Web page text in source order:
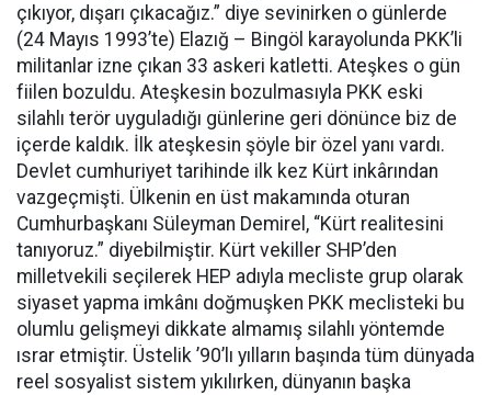
çıkıyor, dışarı çıkacağız.” diye sevinirken o günlerde
(24 Mayıs 1993’te) Elazığ – Bingöl karayolunda PKK’li
militanlar izne çıkan 33 askeri katletti. Ateşkes o gün
fiilen bozuldu. Ateşkesin bozulmasıyla PKK eski
silahlı terör uyguladığı günlerine geri dönünce biz de
içerde kaldık. İlk ateşkesin şöyle bir özel yanı vardı.
Devlet cumhuriyet tarihinde ilk kez Kürt inkârından
vazgeçmişti. Ülkenin en üst makamında oturan
Cumhurbaşkanı Süleyman Demirel, “Kürt realitesini
tanıyoruz.” diyebilmiştir. Kürt vekiller SHP’den
milletvekili seçilerek HEP adıyla mecliste grup olarak
siyaset yapma imkânı doğmuşken PKK meclisteki bu
olumlu gelişmeyi dikkate almamış silahlı yöntemde
ısrar etmiştir. Üstelik ’90’lı yılların başında tüm dünyada
reel sosyalist sistem yıkılırken, dünyanın başka